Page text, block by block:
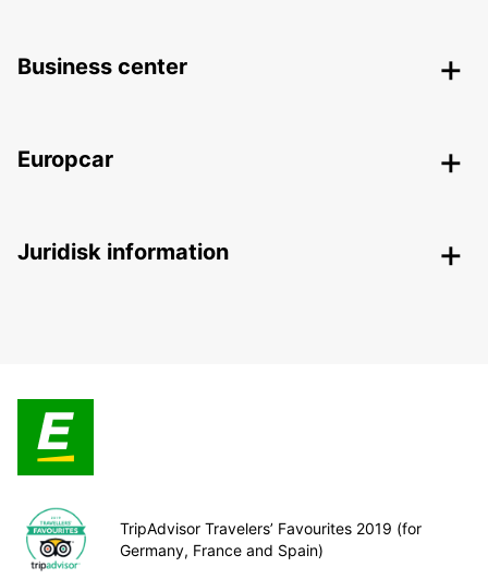
Business center
Europcar
Juridisk information
TripAdvisor Travelers’ Favourites 2019 (for
Germany, France and Spain)